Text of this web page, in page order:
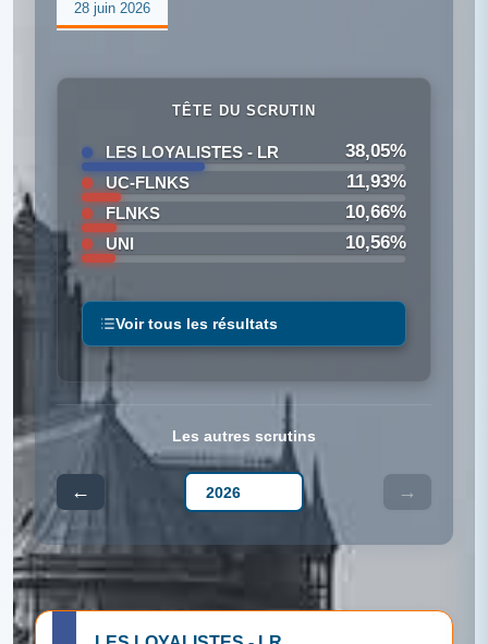
28 juin 2026
TÊTE DU SCRUTIN
LES LOYALISTES - LR 38,05%
UC-FLNKS 11,93%
FLNKS 10,66%
UNI 10,56%
Voir tous les résultats
Les autres scrutins
← →